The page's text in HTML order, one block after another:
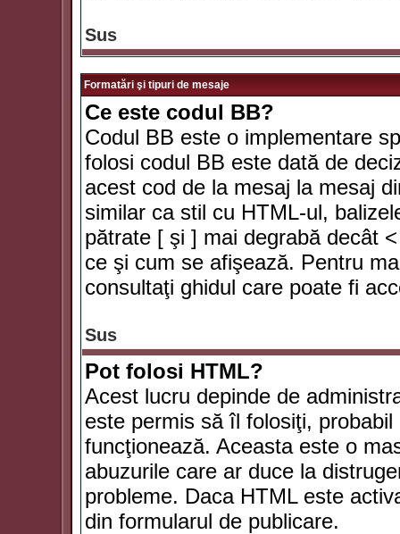
Sus
Formatări şi tipuri de mesaje
Ce este codul BB?
Codul BB este o implementare
folosi codul BB este dată de
acest cod de la mesaj la mesaj
similar ca stil cu HTML-ul,
pătrate [ şi ] mai degrabă decât
ce şi cum se afişează. Pentru
consultaţi ghidul care poate fi
Sus
Pot folosi HTML?
Acest lucru depinde de
este permis să îl folosiţi,
funcţionează. Aceasta este o
abuzurile care ar duce la
probleme. Daca HTML este
din formularul de publicare.